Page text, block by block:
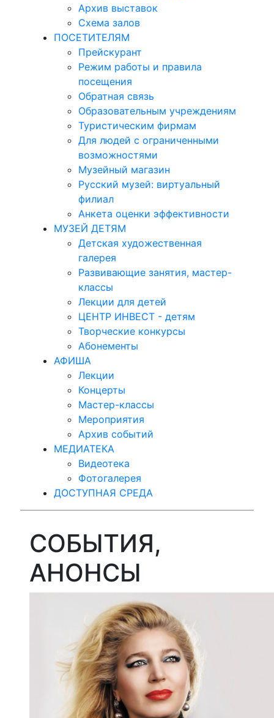
Архив выставок
Схема залов
ПОСЕТИТЕЛЯМ
Прейскурант
Режим работы и правила
посещения
Обратная связь
Образовательным учреждениям
Туристическим фирмам
Для людей с ограниченными
возможностями
Музейный магазин
Русский музей: виртуальный
филиал
Анкета оценки эффективности
МУЗЕЙ ДЕТЯМ
Детская художественная
галерея
Развивающие занятия, мастер-
классы
Лекции для детей
ЦЕНТР ИНВЕСТ - детям
Творческие конкурсы
Абонементы
АФИША
Лекции
Концерты
Мастер-классы
Мероприятия
Архив событий
МЕДИАТЕКА
Видеотека
Фотогалерея
ДОСТУПНАЯ СРЕДА
СОБЫТИЯ,
АНОНСЫ